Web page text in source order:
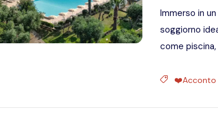
Immerso in
soggiorno
come
❤️Acconto